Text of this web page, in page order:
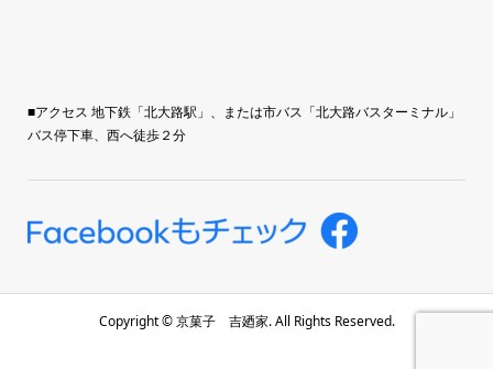
■アクセス 地下鉄「北大路駅」、または市バス「北大路バスターミナル」
バス停下車、西へ徒歩２分
Copyright ©京菓子 吉廼家. All Rights Reserved.